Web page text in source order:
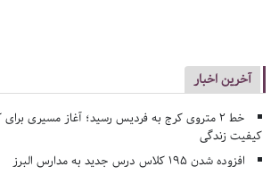
آخرین اخبار
خط ۲ متروی کرج به فردیس رسید؛ آغاز مسیری
کیفیت زندگی
افزوده شدن ۱۹۵ کلاس درس جدید به مدارس البرز